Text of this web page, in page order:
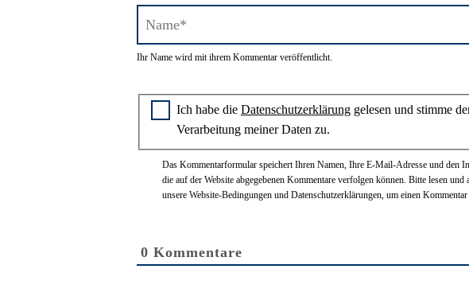
Name*
Ihr Name wird mit ihrem Kommentar veröffentlicht.
Zustimmung zur Datenschutzerklärung
Ich habe die Datenschutzerklärunggelesen und stimme
Verarbeitung meiner Daten zu.
Das Kommentarformular speichert Ihren Namen, Ihre E-Mail-Adresse und den
die auf der Website abgegebenen Kommentare verfolgen können. Bitte lesen und
unsere Website-Bedingungen und Datenschutzerklärungen, um einen Kommentar
0 Kommentare